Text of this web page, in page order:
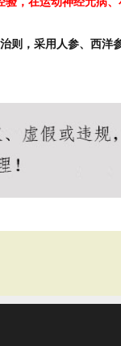
则，采用人参、西洋